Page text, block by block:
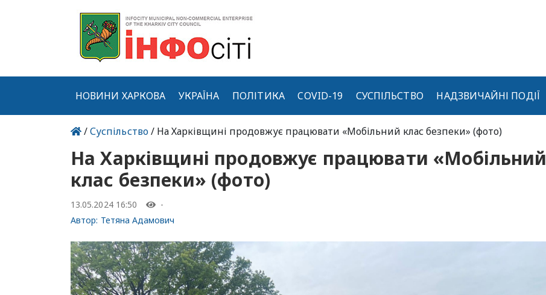
НОВИНИ ХАРКОВА УКРАЇНА ПОЛІТИКА COVID-19 СУСПІЛЬСТВО НАДЗВИЧАЙНІ ПОДІЇ
/Суспільство/ На Харківщині продовжує працювати «Мобільний клас безпеки» (фото)
На Харківщині продовжує працювати «Мобільний
клас безпеки» (фото)
13.05.2024 16:50
-
Автор: Тетяна Адамович